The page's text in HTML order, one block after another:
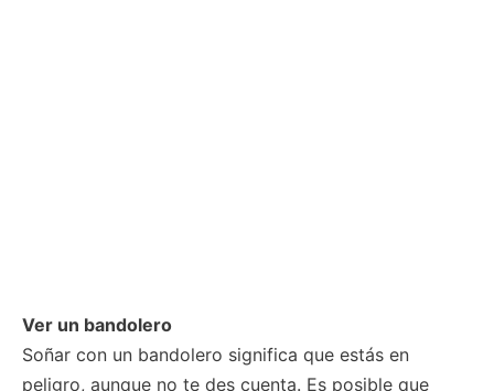
Ver un bandolero
Soñar con un bandolero significa que estás en
peligro, aunque no te des cuenta. Es posible que